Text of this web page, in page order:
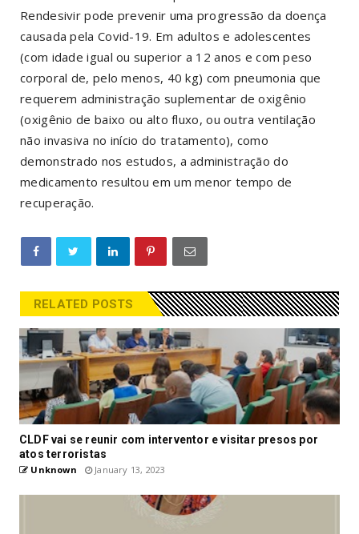
Rendesivir pode prevenir uma progressão da doença
causada pela Covid-19. Em adultos e adolescentes
(com idade igual ou superior a 12 anos e com peso
corporal de, pelo menos, 40 kg) com pneumonia que
requerem administração suplementar de oxigênio
(oxigênio de baixo ou alto fluxo, ou outra ventilação
não invasiva no início do tratamento), como
demonstrado nos estudos, a administração do
medicamento resultou em um menor tempo de
recuperação.
RELATED POSTS
CLDF vai se reunir com interventor e visitar presos por
atos terroristas
Unknown January 13, 2023